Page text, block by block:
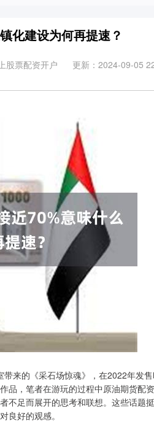
化建设为何再提速？
股票配资开户 更新：2024-09-05
来的《采石场惊魂》，在2022年发
品，笔者在游玩的过程中原油期货配
不足而展开的思考和联想。这些话题
良好的观感。